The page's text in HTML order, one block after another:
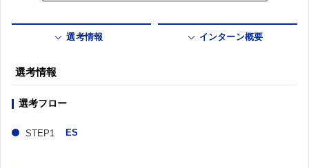
選考情報 インターン概要
選考情報
選考フロー
ES